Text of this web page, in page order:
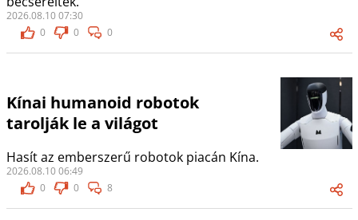
2026.08.10 07:30
0
0 0
Kínai humanoid robotok
tarolják le a világot
Hasít az emberszerű robotok piacán Kína.
2026.08.10 06:49
0
0 8